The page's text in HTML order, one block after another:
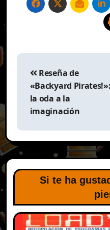
Navegación
entradas
Reseña de
«Backyard Pirates!»:
la oda a la
imaginación
Si te ha